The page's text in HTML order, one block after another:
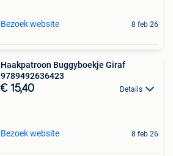
Bezoek website 8 feb 26
Haakpatroon Buggyboekje Giraf
9789492636423
€ 15,40 Details
Bezoek website 8 feb 26